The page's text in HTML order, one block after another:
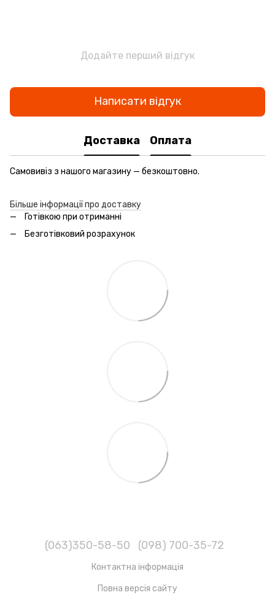
Додайте перший відгук
Написати відгук
Доставка Оплата
Самовивіз з нашого магазину — безкоштовно.
Більше інформації про доставку
Готівкою при отриманні
Безготівковий розрахунок
(063)350-58-50 (098) 700-35-72
Контактна інформація
Повна версія сайту